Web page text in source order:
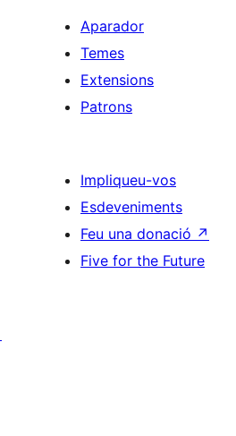
Aparador
Temes
Extensions
Patrons
Impliqueu-vos
Esdeveniments
Feu una donació ↗
Five for the Future